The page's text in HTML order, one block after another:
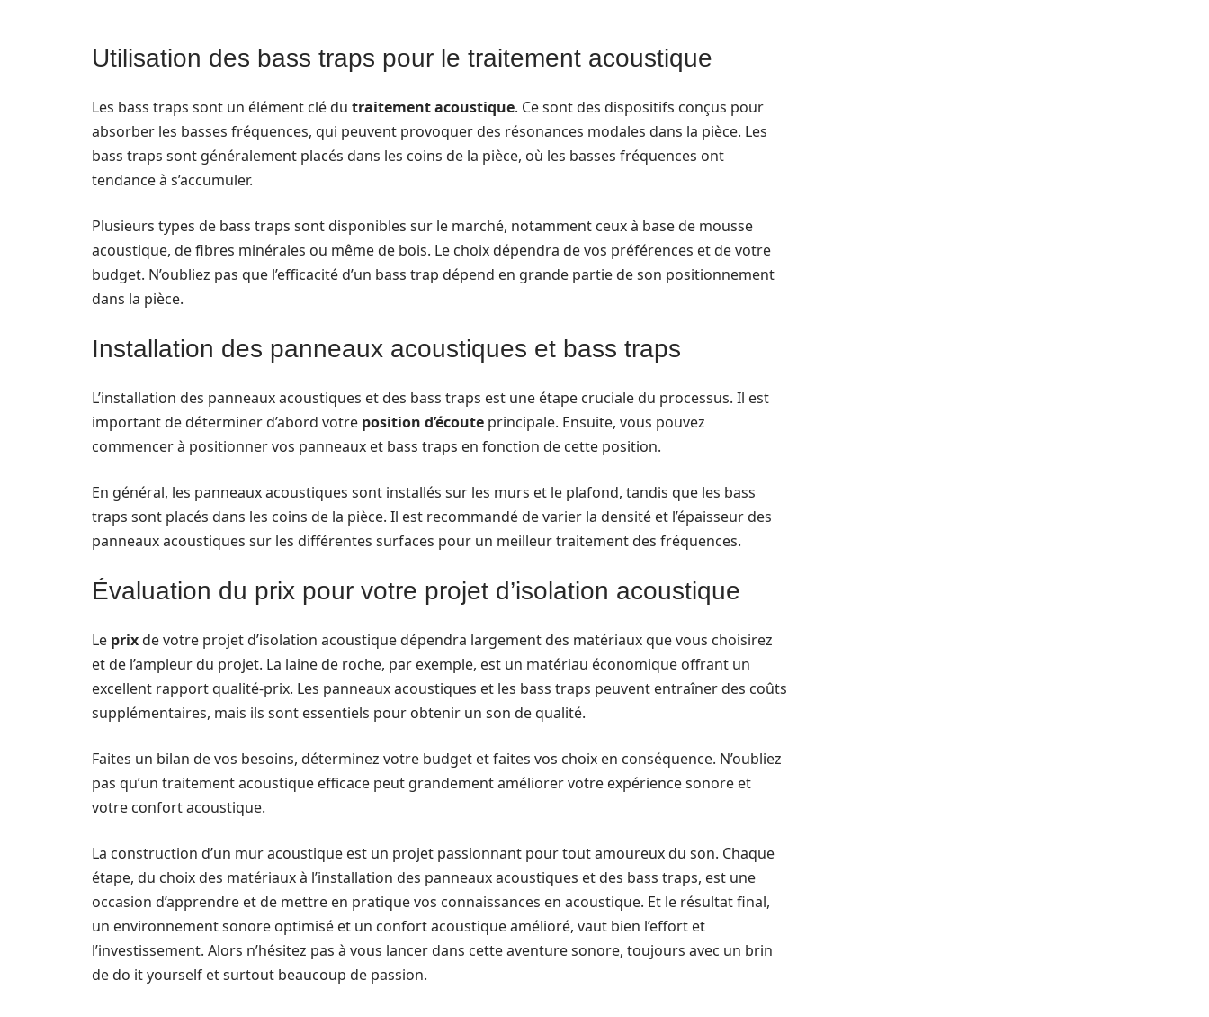
Utilisation des bass traps pour le traitement acoustique
Les bass traps sont un élément clé du traitement acoustique. Ce sont des dispositifs conçus pour
absorber les basses fréquences, qui peuvent provoquer des résonances modales dans la pièce. Les
bass traps sont généralement placés dans les coins de la pièce, où les basses fréquences ont
tendance à s’accumuler.
Plusieurs types de bass traps sont disponibles sur le marché, notamment ceux à base de mousse
acoustique, de fibres minérales ou même de bois. Le choix dépendra de vos préférences et de votre
budget. N’oubliez pas que l’efficacité d’un bass trap dépend en grande partie de son positionnement
dans la pièce.
Installation des panneaux acoustiques et bass traps
L’installation des panneaux acoustiques et des bass traps est une étape cruciale du processus. Il est
important de déterminer d’abord votre position d’écoute principale. Ensuite, vous pouvez
commencer à positionner vos panneaux et bass traps en fonction de cette position.
En général, les panneaux acoustiques sont installés sur les murs et le plafond, tandis que les bass
traps sont placés dans les coins de la pièce. Il est recommandé de varier la densité et l’épaisseur des
panneaux acoustiques sur les différentes surfaces pour un meilleur traitement des fréquences.
Évaluation du prix pour votre projet d’isolation acoustique
Le prixde votre projet d’isolation acoustique dépendra largement des matériaux que vous choisirez
et de l’ampleur du projet. La laine de roche, par exemple, est un matériau économique offrant un
excellent rapport qualité-prix. Les panneaux acoustiques et les bass traps peuvent entraîner des coûts
supplémentaires, mais ils sont essentiels pour obtenir un son de qualité.
Faites un bilan de vos besoins, déterminez votre budget et faites vos choix en conséquence. N’oubliez
pas qu’un traitement acoustique efficace peut grandement améliorer votre expérience sonore et
votre confort acoustique.
La construction d’un mur acoustique est un projet passionnant pour tout amoureux du son. Chaque
étape, du choix des matériaux à l’installation des panneaux acoustiques et des bass traps, est une
occasion d’apprendre et de mettre en pratique vos connaissances en acoustique. Et le résultat final,
un environnement sonore optimisé et un confort acoustique amélioré, vaut bien l’effort et
l’investissement. Alors n’hésitez pas à vous lancer dans cette aventure sonore, toujours avec un brin
de do it yourself et surtout beaucoup de passion.